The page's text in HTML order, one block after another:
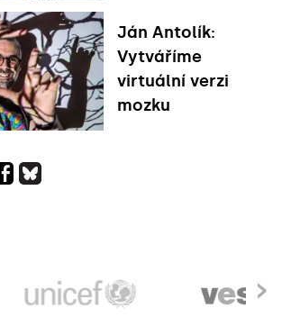
Ján Antolík:
Vytváříme
virtuální verzi
mozku
›